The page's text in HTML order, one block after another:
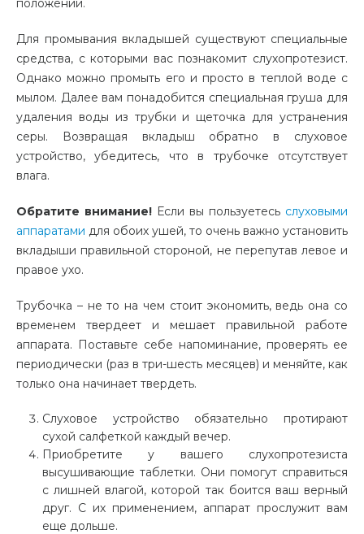
положении.
Для промывания вкладышей существуют специальные
средства, с которыми вас познакомит слухопротезист.
Однако можно промыть его и просто в теплой воде с
мылом. Далее вам понадобится специальная груша для
удаления воды из трубки и щеточка для устранения
серы. Возвращая вкладыш обратно в слуховое
устройство, убедитесь, что в трубочке отсутствует
влага.
Обратите внимание! Если вы пользуетесь слуховыми
аппаратами для обоих ушей, то очень важно установить
вкладыши правильной стороной, не перепутав левое и
правое ухо.
Трубочка – не то на чем стоит экономить, ведь она со
временем твердеет и мешает правильной работе
аппарата. Поставьте себе напоминание, проверять ее
периодически (раз в три-шесть месяцев) и меняйте, как
только она начинает твердеть.
Слуховое устройство обязательно протирают
сухой салфеткой каждый вечер.
Приобретите у вашего слухопротезиста
высушивающие таблетки. Они помогут справиться
с лишней влагой, которой так боится ваш верный
друг. С их применением, аппарат прослужит вам
еще дольше.